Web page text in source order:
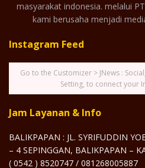
masyarakat indonesia. melalui
kami berusaha menjadi
Instagram Feed
Go to the Customizer > JNews :
Setting, to connect your
Jam Layanan & Info
BALIKPAPAN : JL. SYRIFUDDIN
– 4 SEPINGGAN, BALIKPAPAN –
( 0542 ) 8520747 / 081268005887